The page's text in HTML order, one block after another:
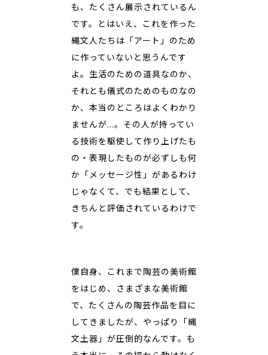
も、たくさん展示されているん
です。とはいえ、これを作った
縄文人たちは「アート」のため
に作っていないと思うんです
よ。生活のための道具なのか、
それとも儀式のためのものなの
か、本当のところはよくわかり
ませんが…。その人が持ってい
る技術を駆使して作り上げたも
の・表現したものが必ずしも何
か「メッセージ性」があるわけ
じゃなくて、でも結果として、
きちんと評価されているわけで
す。
僕自身、これまで陶芸の美術館
をはじめ、さまざまな美術館
で、たくさんの陶芸作品を目に
してきましたが、やっぱり「縄
文土器」が圧倒的なんです。も